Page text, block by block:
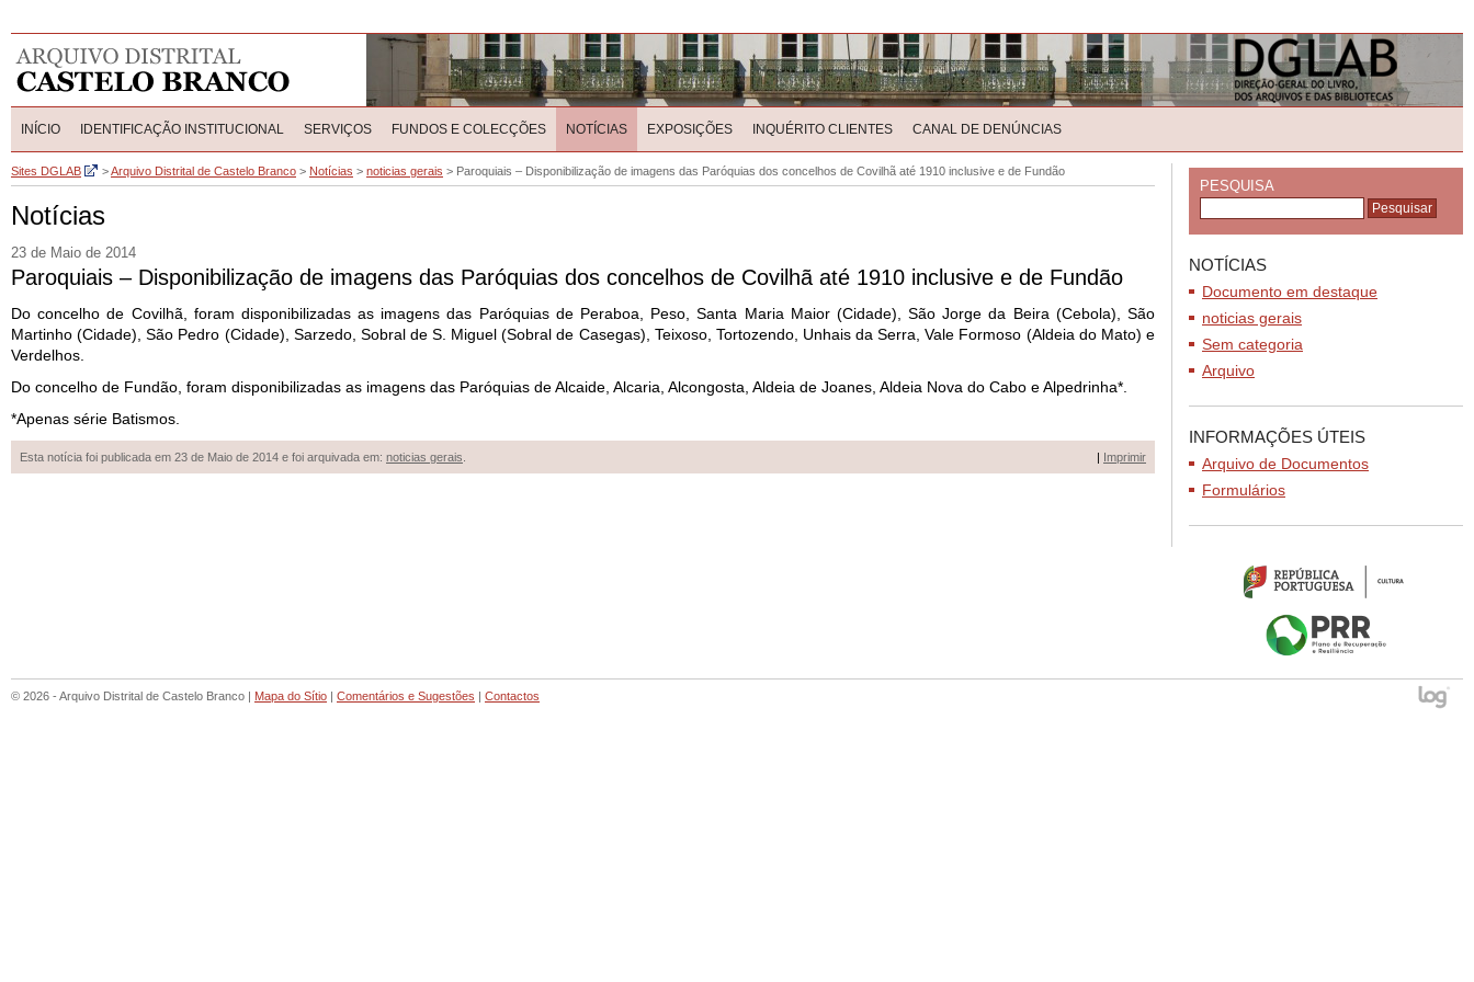
INÍCIO IDENTIFICAÇÃO INSTITUCIONAL SERVIÇOS FUNDOS E COLECÇÕES NOTÍCIAS EXPOSIÇÕES INQUÉRITO CLIENTES CANAL DE DENÚNCIAS
Sites DGLAB >Arquivo Distrital de Castelo Branco > Notícias > noticias gerais > Paroquiais – Disponibilização de imagens das Paróquias dos concelhos de Covilhã até 1910 inclusive e de Fundão
Notícias
23 de Maio de 2014
Paroquiais – Disponibilização de imagens das Paróquias dos concelhos de Covilhã até 1910 inclusive e de Fundão
Do concelho de Covilhã, foram disponibilizadas as imagens das Paróquias de Peraboa, Peso, Santa Maria Maior (Cidade), São Jorge da Beira (Cebola), São
Martinho (Cidade), São Pedro (Cidade), Sarzedo, Sobral de S. Miguel (Sobral de Casegas), Teixoso, Tortozendo, Unhais da Serra, Vale Formoso (Aldeia do Mato) e
Verdelhos.
Do concelho de Fundão, foram disponibilizadas as imagens das Paróquias de Alcaide, Alcaria, Alcongosta, Aldeia de Joanes, Aldeia Nova do Cabo e Alpedrinha*.
*Apenas série Batismos.
Esta notícia foi publicada em 23 de Maio de 2014 e foi arquivada em: noticias gerais | Imprimir
PESQUISA
NOTÍCIAS
Documento em destaque
noticias gerais
Sem categoria
Arquivo
INFORMAÇÕES ÚTEIS
Arquivo de Documentos
Formulários
© 2026 - Arquivo Distrital de Castelo Branco | Mapa do Sítio Comentários e Sugestões Contactos